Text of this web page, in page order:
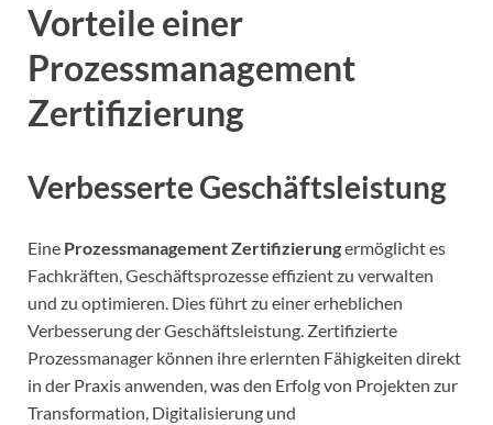
Vorteile einer
Prozessmanagement
Zertifizierung
Verbesserte Geschäftsleistung
Eine Prozessmanagement Zertifizierungermöglicht es
Fachkräften, Geschäftsprozesse effizient zu verwalten
und zu optimieren. Dies führt zu einer erheblichen
Verbesserung der Geschäftsleistung. Zertifizierte
Prozessmanager können ihre erlernten Fähigkeiten direkt
in der Praxis anwenden, was den Erfolg von Projekten zur
Transformation, Digitalisierung und